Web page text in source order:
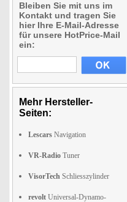
Bleiben Sie mit uns im
Kontakt und tragen Sie
hier Ihre E-Mail-Adresse
für unsere HotPrice-Mail
ein:
Mehr Hersteller-
Seiten:
Lescars Navigation
VR-Radio Tuner
VisorTech Schliesszylinder
revolt Universal-Dynamo-